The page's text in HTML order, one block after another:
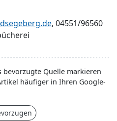
, 04551/96560
bevorzugte Quelle markieren
häufiger in Ihren Google-